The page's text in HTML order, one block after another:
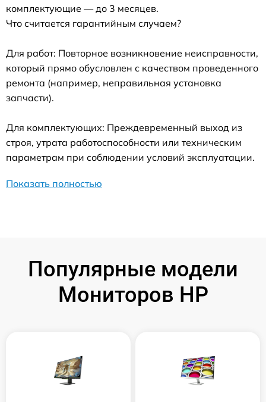
комплектующие — до 3 месяцев.
Что считается гарантийным случаем?
Для работ: Повторное возникновение неисправности,
который прямо обусловлен с качеством проведенного
ремонта (например, неправильная установка
запчасти).
Для комплектующих: Преждевременный выход из
строя, утрата работоспособности или техническим
параметрам при соблюдении условий эксплуатации.
Показать полностью
Популярные модели
Мониторов HP